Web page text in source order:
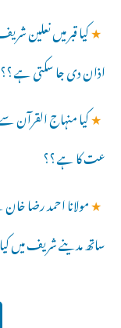
★کیا قبر میں نعلین
اذان دی جا سکتی ہے ؟؟
★کیا منہاج القرآن
عت کا ہے ؟؟
★مولانا احمد رضا
ساتھ مدینے شریف میں